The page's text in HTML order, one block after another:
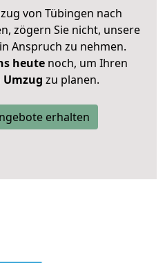
von Tübingen nach
zögern Sie nicht, unsere
Anspruch zu nehmen.
heutenoch, um Ihren
zu planen.
erhalten